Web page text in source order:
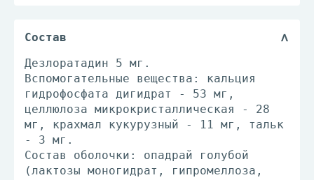
Состав
Дезлоратадин 5 мг.
Вспомогательные вещества: кальция
гидрофосфата дигидрат - 53 мг,
целлюлоза микрокристаллическая - 28
мг, крахмал кукурузный - 11 мг, тальк
- 3 мг.
Состав оболочки: опадрай голубой
(лактозы моногидрат, гипромеллоза,